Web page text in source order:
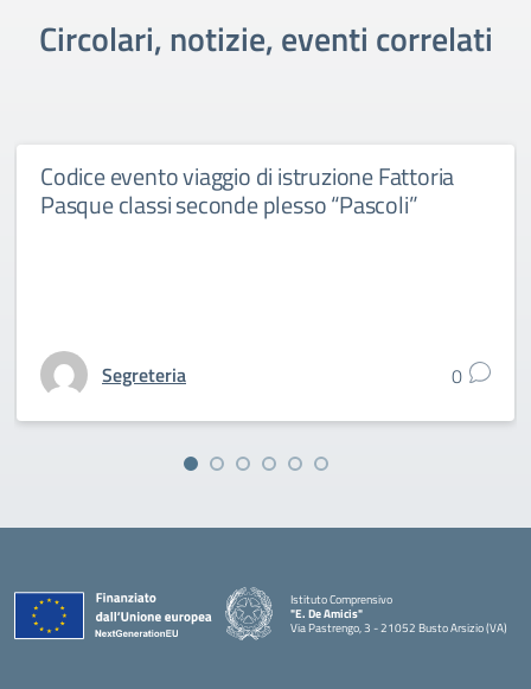
Circolari, notizie, eventi correlati
Codice evento viaggio di istruzione Fattoria
Pasque classi seconde plesso “Pascoli”
Segreteria 0
Istituto Comprensivo
"E. De Amicis"
Via Pastrengo, 3 - 21052 Busto Arsizio (VA)